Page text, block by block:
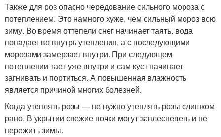
Также для роз опасно чередование сильного мороза с
потеплением. Это намного хуже, чем сильный мороз всю
зиму. Во время оттепели снег начинает таять, вода
попадает во внутрь утепления, а с последующими
морозами замерзает внутри. При следующем
потеплении тает уже внутри и сам куст начинает
загнивать и портиться. А повышенная влажность
является причиной многих болезней.
Когда утеплять розы — не нужно утеплять розы слишком
рано. В укрытии свежие почки могут заплесневеть и не
пережить зимы.